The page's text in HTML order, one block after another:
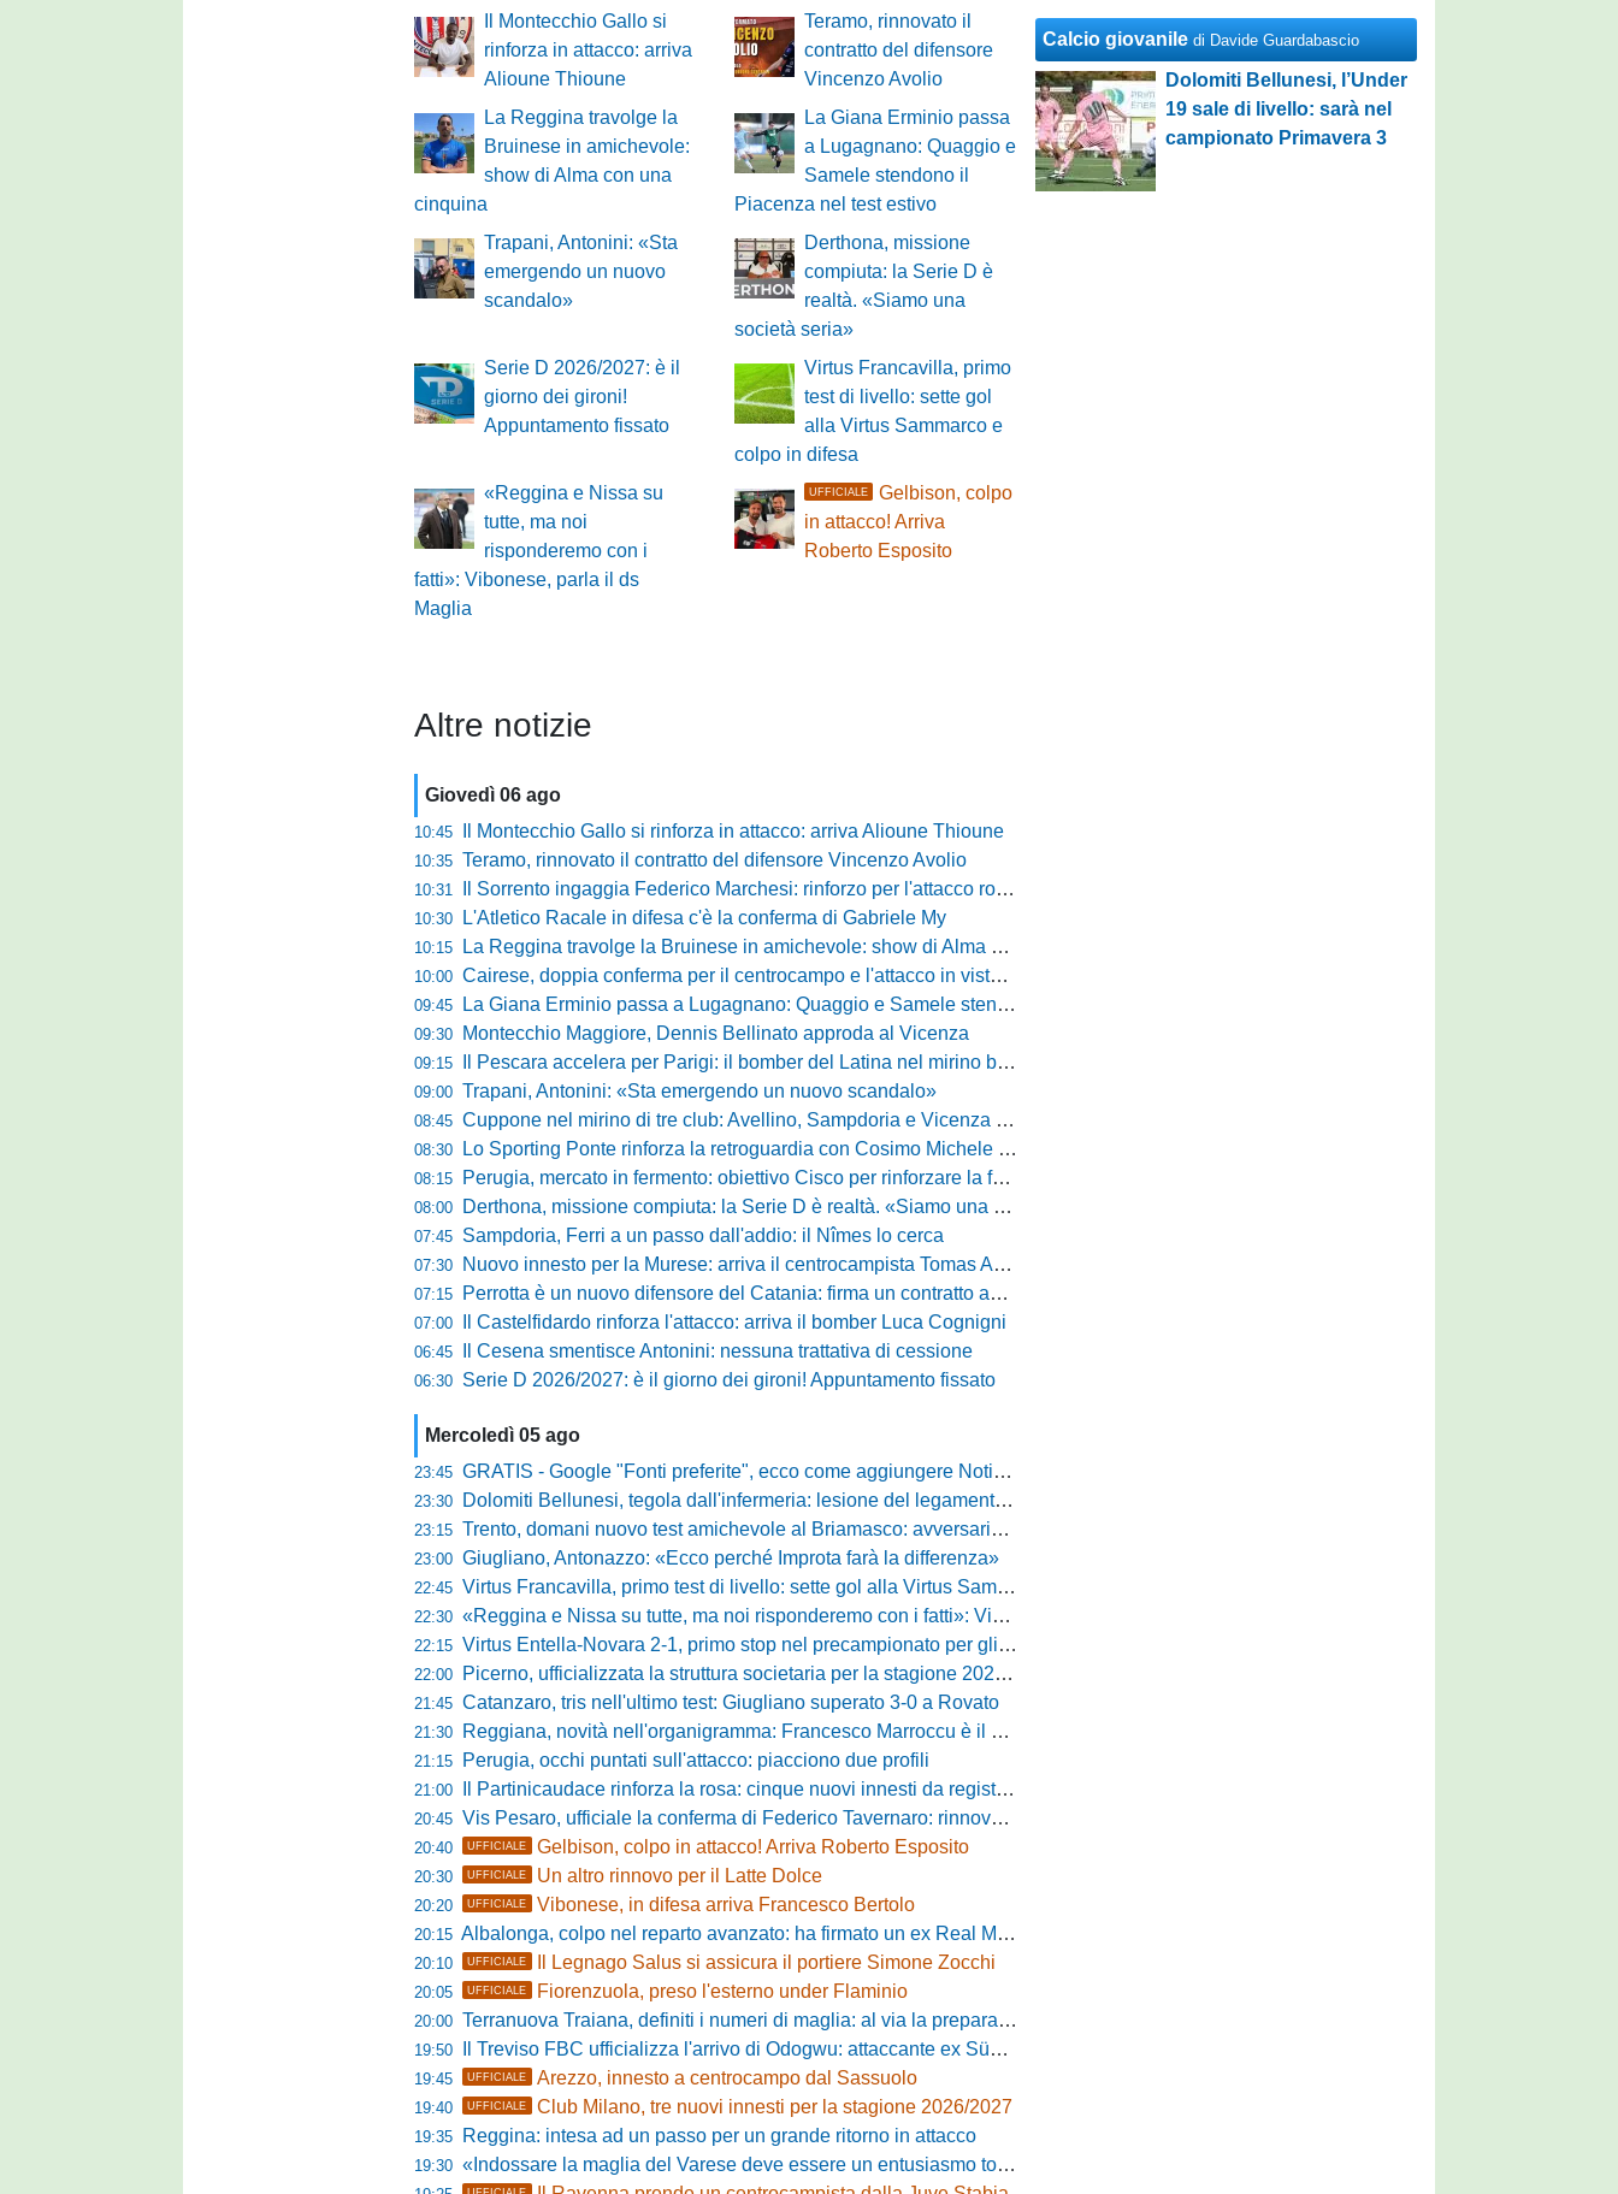
Il Montecchio Gallo si
rinforza in attacco: arriva
Alioune Thioune
Teramo, rinnovato il
contratto del difensore
Vincenzo Avolio
La Reggina travolge la
Bruinese in amichevole:
show di Alma con una
cinquina
La Giana Erminio passa
a Lugagnano: Quaggio e
Samele stendono il
Piacenza nel test estivo
Trapani, Antonini: «Sta
emergendo un nuovo
scandalo»
Derthona, missione
compiuta: la Serie D è
realtà. «Siamo una
società seria»
Serie D 2026/2027: è il
giorno dei gironi!
Appuntamento fissato
Virtus Francavilla, primo
test di livello: sette gol
alla Virtus Sammarco e
colpo in difesa
«Reggina e Nissa su
tutte, ma noi
risponderemo con i
fatti»: Vibonese, parla il ds
Maglia
UFFICIALE
Gelbison, colpo
in attacco! Arriva
Roberto Esposito
Altre notizie
Giovedì 06 ago
10:45 Il Montecchio Gallo si rinforza in attacco: arriva Alioune Thioune
10:35 Teramo, rinnovato il contratto del difensore Vincenzo Avolio
10:31 Il Sorrento ingaggia Federico Marchesi: rinforzo per l'attacco rossonero
10:30 L'Atletico Racale in difesa c'è la conferma di Gabriele My
10:15 La Reggina travolge la Bruinese in amichevole: show di Alma con una cinquina
10:00 Cairese, doppia conferma per il centrocampo e l'attacco in vista della prossima Eccellenza
09:45 La Giana Erminio passa a Lugagnano: Quaggio e Samele stendono il Piacenza nel test estivo
09:30 Montecchio Maggiore, Dennis Bellinato approda al Vicenza
09:15 Il Pescara accelera per Parigi: il bomber del Latina nel mirino biancazzurro
09:00 Trapani, Antonini: «Sta emergendo un nuovo scandalo»
08:45 Cuppone nel mirino di tre club: Avellino, Sampdoria e Vicenza sull'attaccante dell'Entella
08:30 Lo Sporting Ponte rinforza la retroguardia con Cosimo Michele Rotondi
08:15 Perugia, mercato in fermento: obiettivo Cisco per rinforzare la fascia
08:00 Derthona, missione compiuta: la Serie D è realtà. «Siamo una società seria»
07:45 Sampdoria, Ferri a un passo dall'addio: il Nîmes lo cerca
07:30 Nuovo innesto per la Murese: arriva il centrocampista Tomas Acosta
07:15 Perrotta è un nuovo difensore del Catania: firma un contratto annuale
07:00 Il Castelfidardo rinforza l'attacco: arriva il bomber Luca Cognigni
06:45 Il Cesena smentisce Antonini: nessuna trattativa di cessione
06:30 Serie D 2026/2027: è il giorno dei gironi! Appuntamento fissato
Mercoledì 05 ago
23:45 GRATIS - Google "Fonti preferite", ecco come aggiungere NotiziarioCalcio alle tue notizie
23:30 Dolomiti Bellunesi, tegola dall'infermeria: lesione del legamento crociato per Nicola Masut
23:15 Trento, domani nuovo test amichevole al Briamasco: avversaria la Roma Under 20
23:00 Giugliano, Antonazzo: «Ecco perché Improta farà la differenza»
22:45 Virtus Francavilla, primo test di livello: sette gol alla Virtus Sammarco e colpo in difesa
22:30 «Reggina e Nissa su tutte, ma noi risponderemo con i fatti»: Vibonese, parla il ds Maglia
22:15 Virtus Entella-Novara 2-1, primo stop nel precampionato per gli azzurri: Forte ribalta Lartey nel finale
22:00 Picerno, ufficializzata la struttura societaria per la stagione 2026-2027
21:45 Catanzaro, tris nell'ultimo test: Giugliano superato 3-0 a Rovato
21:30 Reggiana, novità nell'organigramma: Francesco Marroccu è il nuovo DG dell'Area Tecnica
21:15 Perugia, occhi puntati sull'attacco: piacciono due profili
21:00 Il Partinicaudace rinforza la rosa: cinque nuovi innesti da registrare
20:45 Vis Pesaro, ufficiale la conferma di Federico Tavernaro: rinnovato il prestito dal Venezia
20:40 UFFICIALE Gelbison, colpo in attacco! Arriva Roberto Esposito
20:30 UFFICIALE Un altro rinnovo per il Latte Dolce
20:20 UFFICIALE Vibonese, in difesa arriva Francesco Bertolo
20:15 Albalonga, colpo nel reparto avanzato: ha firmato un ex Real Monterotondo
20:10 UFFICIALE Il Legnago Salus si assicura il portiere Simone Zocchi
20:05 UFFICIALE Fiorenzuola, preso l'esterno under Flaminio
20:00 Terranuova Traiana, definiti i numeri di maglia: al via la preparazione e la sfida con il Grosseto
19:50 Il Treviso FBC ufficializza l'arrivo di Odogwu: attaccante ex Südtirol
19:45 UFFICIALE Arezzo, innesto a centrocampo dal Sassuolo
19:40 UFFICIALE Club Milano, tre nuovi innesti per la stagione 2026/2027
19:35 Reggina: intesa ad un passo per un grande ritorno in attacco
19:30 «Indossare la maglia del Varese deve essere un entusiasmo totale»: mister Ciceri traccia la strada e carica i biancorossi
Calcio giovanile di Davide Guardabascio
Dolomiti Bellunesi, l’Under
19 sale di livello: sarà nel
campionato Primavera 3